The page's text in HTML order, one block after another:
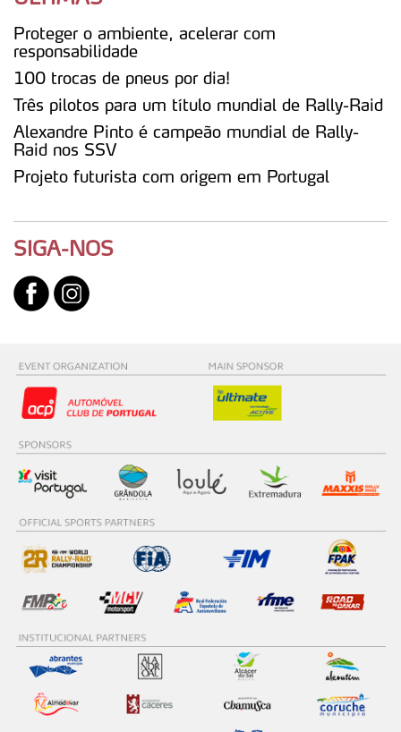
O ACP garantirá que as transferências internacionais de
dados pessoais serão realizadas apenas com o seu
consentimento e quando tal se afigure estritamente
necessário no contexto dos serviços a prestar.
Realçamos que o bloqueio de certo tipo de Cookies e
tecnologias similares pode ter impacto na sua
Consulte a política de cookies do site.
Proteger o ambiente, acelerar com
responsabilidade
100 trocas de pneus por dia!
Três pilotos para um título mundial de Rally-Raid
Alexandre Pinto é campeão mundial de Rally-
Raid nos SSV
Projeto futurista com origem em Portugal
SIGA-NOS